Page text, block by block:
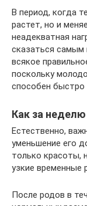
В период, когда
растет, но и
неадекватная
сказаться
всякое
поскольку
способен быстро
Как за
Естественно,
уменьшение его
только красоты,
узкие временные
После родов в